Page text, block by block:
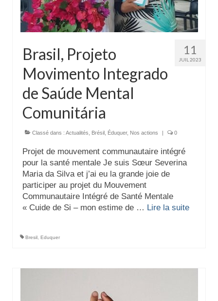
11
JUIL 2023
Brasil, Projeto
Movimento Integrado
de Saúde Mental
Comunitária
Classé dans : Actualités Brésil Éduquer, Nos actions 0
Projet de mouvement communautaire intégré
pour la santé mentale Je suis Sœur Severina
Maria da Silva et j’ai eu la grande joie de
participer au projet du Mouvement
Communautaire Intégré de Santé Mentale
« Cuide de Si – mon estime de … Lire la suite­­
Bresil, Eduquer